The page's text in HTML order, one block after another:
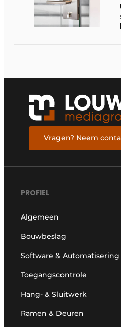
Vragen? Neem
PROFIEL
Algemeen
Bouwbeslag
Software & Automatisering
Toegangscontrole
Hang- & Sluitwerk
Ramen & Deuren